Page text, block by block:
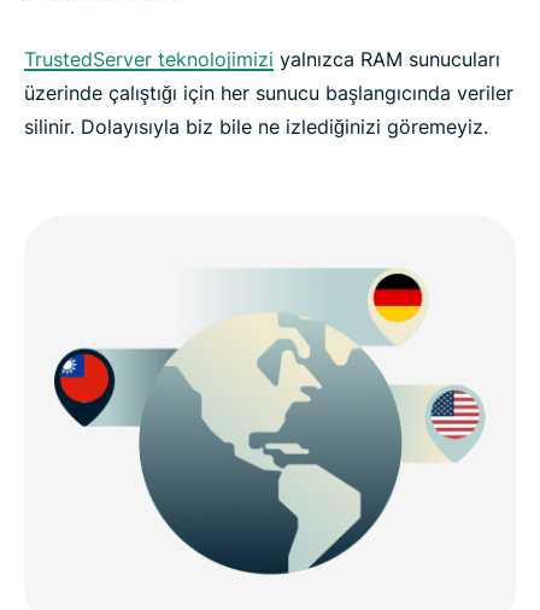
TrustedServer teknolojimizi yalnızca RAM sunucuları
üzerinde çalıştığı için her sunucu başlangıcında veriler
silinir. Dolayısıyla biz bile ne izlediğinizi göremeyiz.